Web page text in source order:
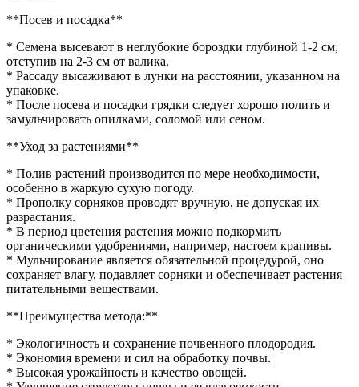
**Посев и посадка**
* Семена высевают в неглубокие бороздки глубиной 1-2 см,
отступив на 2-3 см от валика.
* Рассаду высаживают в лунки на расстоянии, указанном на
упаковке.
* После посева и посадки грядки следует хорошо полить и
замульчировать опилками, соломой или сеном.
**Уход за растениями**
* Полив растений производится по мере необходимости,
особенно в жаркую сухую погоду.
* Прополку сорняков проводят вручную, не допуская их
разрастания.
* В период цветения растения можно подкормить
органическими удобрениями, например, настоем крапивы.
* Мульчирование является обязательной процедурой, оно
сохраняет влагу, подавляет сорняки и обеспечивает растения
питательными веществами.
**Преимущества метода:**
* Экологичность и сохранение почвенного плодородия.
* Экономия времени и сил на обработку почвы.
* Высокая урожайность и качество овощей.